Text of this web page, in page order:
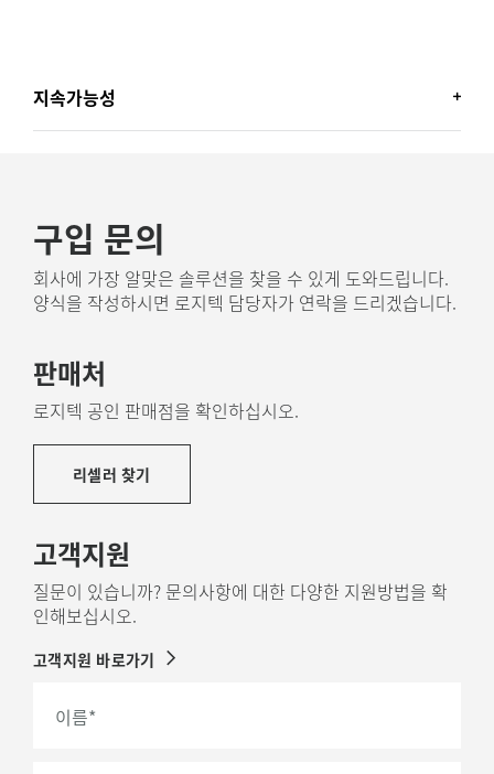
지속가능성
다. 로지텍은 환경에 미치는 영향을 최소화하고 사회적 변
화의 속도를 가속하고자 합니다.
NEXT LIFE PLASTICS로 제작
Rally Mic Pod 2에 사용된 플라스틱 부품에는 재활용 플라
스틱이 58% 이상 포함되어 있어 폐가전제품의 쓸모를 다
한 플라스틱에 새로운 쓸모를 부여하여 탄소 발자국 절감에
구입 문의
회사에 가장 알맞은 솔루션을 찾을 수 있게 도와드립니다.
양식을 작성하시면 로지텍 담당자가 연락을 드리겠습니다.
판매처
로지텍 공인 판매점을 확인하십시오.
리셀러 찾기
고객지원
질문이 있습니까? 문의사항에 대한 다양한 지원방법을 확
인해보십시오.
고객지원 바로가기
이름*